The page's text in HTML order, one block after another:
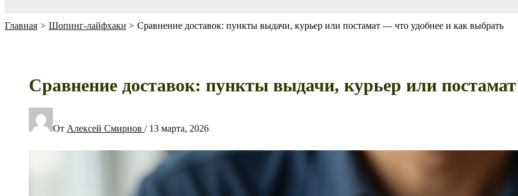
Главная Шопинг-лайфхаки Сравнение доставок: пункты выдачи, курьер или постамат — что удобнее и как выбрать
Сравнение доставок: пункты выдачи, курьер или
От Алексей Смирнов / 13 марта, 2026